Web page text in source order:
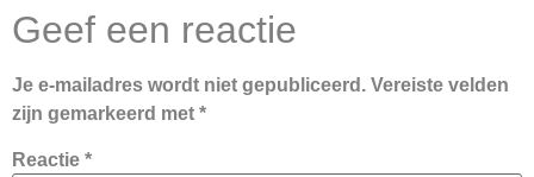
Geef een reactie
Je e-mailadres wordt niet gepubliceerd. Vereiste velden
zijn gemarkeerd met *
Reactie *